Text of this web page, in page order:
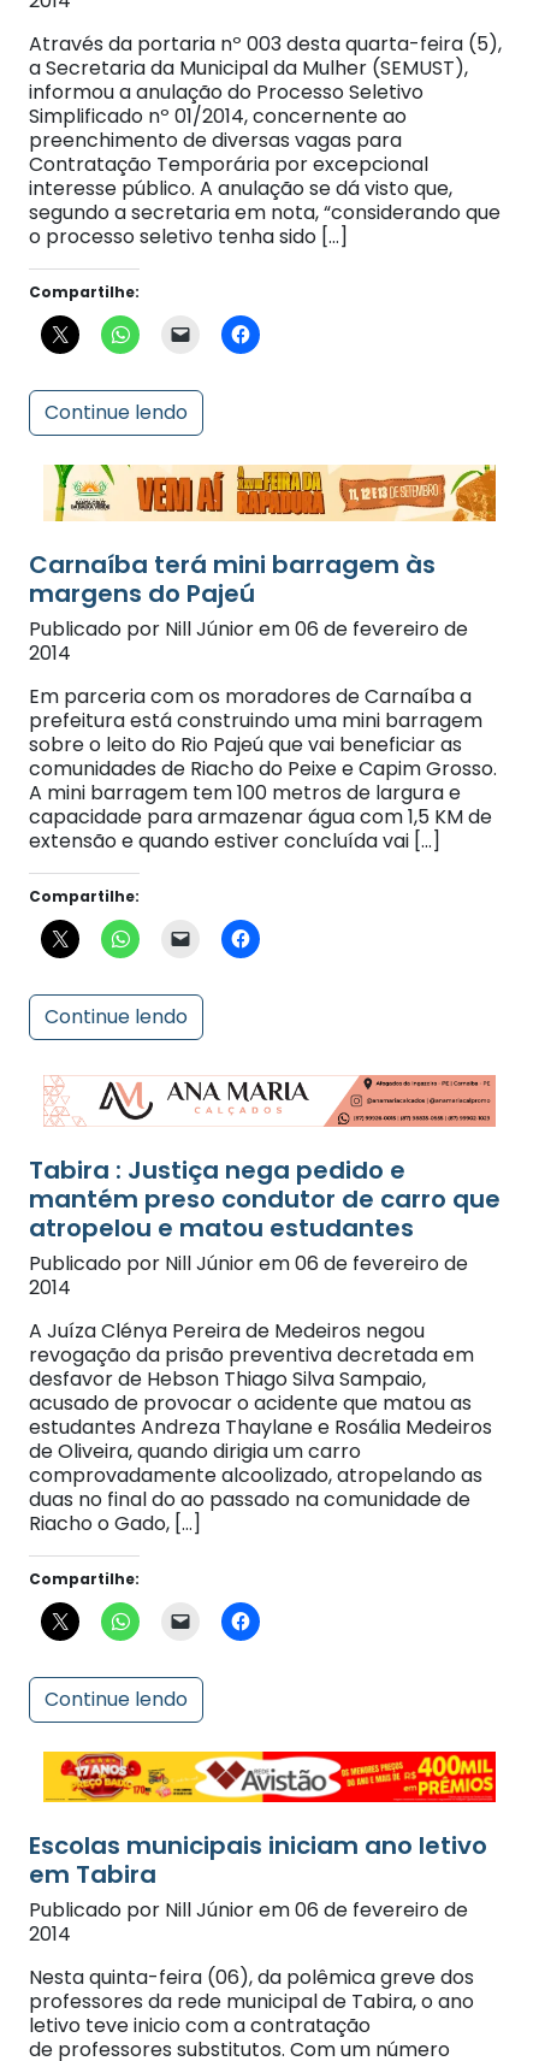
Através da portaria nº 003 desta quarta-feira (5),
a Secretaria da Municipal da Mulher (SEMUST),
informou a anulação do Processo Seletivo
Simplificado nº 01/2014, concernente ao
preenchimento de diversas vagas para
Contratação Temporária por excepcional
interesse público. A anulação se dá visto que,
segundo a secretaria em nota, “considerando que
o processo seletivo tenha sido […]
Compartilhe:
Continue lendo
margens do Pajeú
Publicado por Nill Júnior em 06 de fevereiro de
2014
Em parceria com os moradores de Carnaíba a
prefeitura está construindo uma mini barragem
sobre o leito do Rio Pajeú que vai beneficiar as
comunidades de Riacho do Peixe e Capim Grosso.
A mini barragem tem 100 metros de largura e
capacidade para armazenar água com 1,5 KM de
extensão e quando estiver concluída vai […]
Compartilhe:
Continue lendo
mantém preso condutor de carro que
atropelou e matou estudantes
Publicado por Nill Júnior em 06 de fevereiro de
2014
A Juíza Clénya Pereira de Medeiros negou
revogação da prisão preventiva decretada em
desfavor de Hebson Thiago Silva Sampaio,
acusado de provocar o acidente que matou as
estudantes Andreza Thaylane e Rosália Medeiros
de Oliveira, quando dirigia um carro
comprovadamente alcoolizado, atropelando as
duas no final do ao passado na comunidade de
Riacho o Gado, […]
Continue lendo
em Tabira
Publicado por Nill Júnior em 06 de fevereiro de
2014
Nesta quinta-feira (06), da polêmica greve dos
professores da rede municipal de Tabira, o ano
letivo teve inicio com a contratação
de professores substitutos. Com um número
significativo de alunos que compareceram às